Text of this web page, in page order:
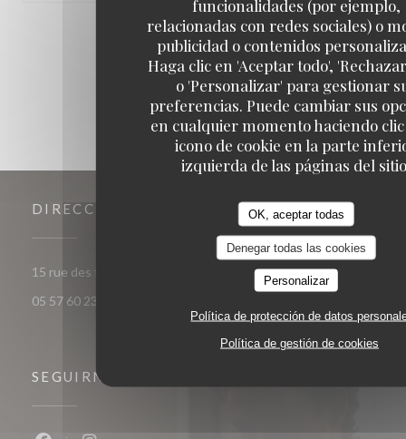
funcionalidades (por ejemplo,
relacionadas con redes sociales) o
publicidad o contenidos
Haga clic en 'Aceptar todo',
o 'Personalizar' para gestionar
preferencias. Puede cambiar sus
en cualquier momento haciendo
icono de cookie en la parte
izquierda de las páginas del
OK, aceptar todas
Denegar todas las cookies
Personalizar
Política de protección de datos
Política de gestión de cookies
1 2 3
DIRECCIÓN
15 rue des frères Bonie 33000 Bordeaux((abre en una nueva
05 57 60 23 56
SEGUIRNOS